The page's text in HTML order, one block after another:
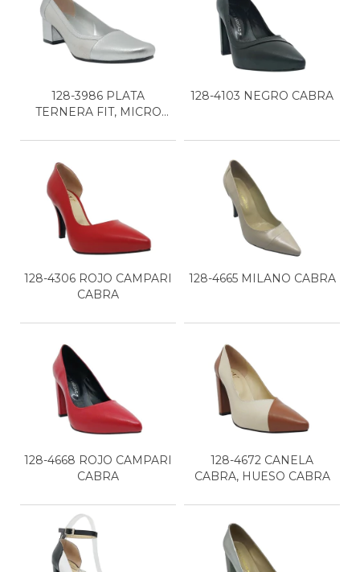
128-3986 PLATA
TERNERA FIT, MICRO
128-4103 NEGRO CABRA
128-4306 ROJO CAMPARI
CABRA
128-4665 MILANO CABRA
128-4668 ROJO CAMPARI
CABRA
128-4672 CANELA
CABRA, HUESO CABRA